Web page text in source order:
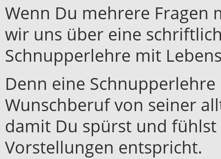
Wenn Du mehrere Fragen
wir uns über eine
Schnupperlehre mit
Denn eine
Wunschberuf von seiner
damit Du spürst und
Vorstellungen entspricht.